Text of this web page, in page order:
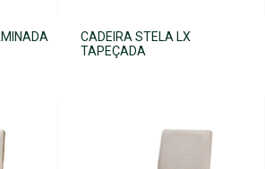
CADEIRA STELA LX
TAPEÇADA